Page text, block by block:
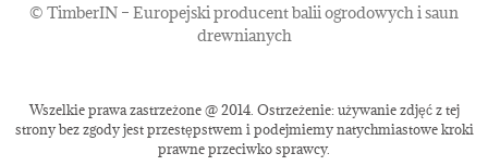
© TimberIN – Europejski producent balii ogrodowych i saun
drewnianych
Wszelkie prawa zastrzeżone @ 2014. Ostrzeżenie: używanie zdjęć z tej
strony bez zgody jest przestępstwem i podejmiemy natychmiastowe kroki
prawne przeciwko sprawcy.